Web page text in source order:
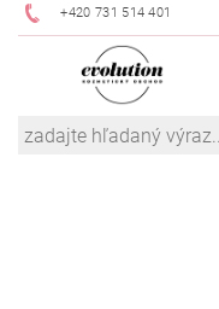
+420 731 514 401